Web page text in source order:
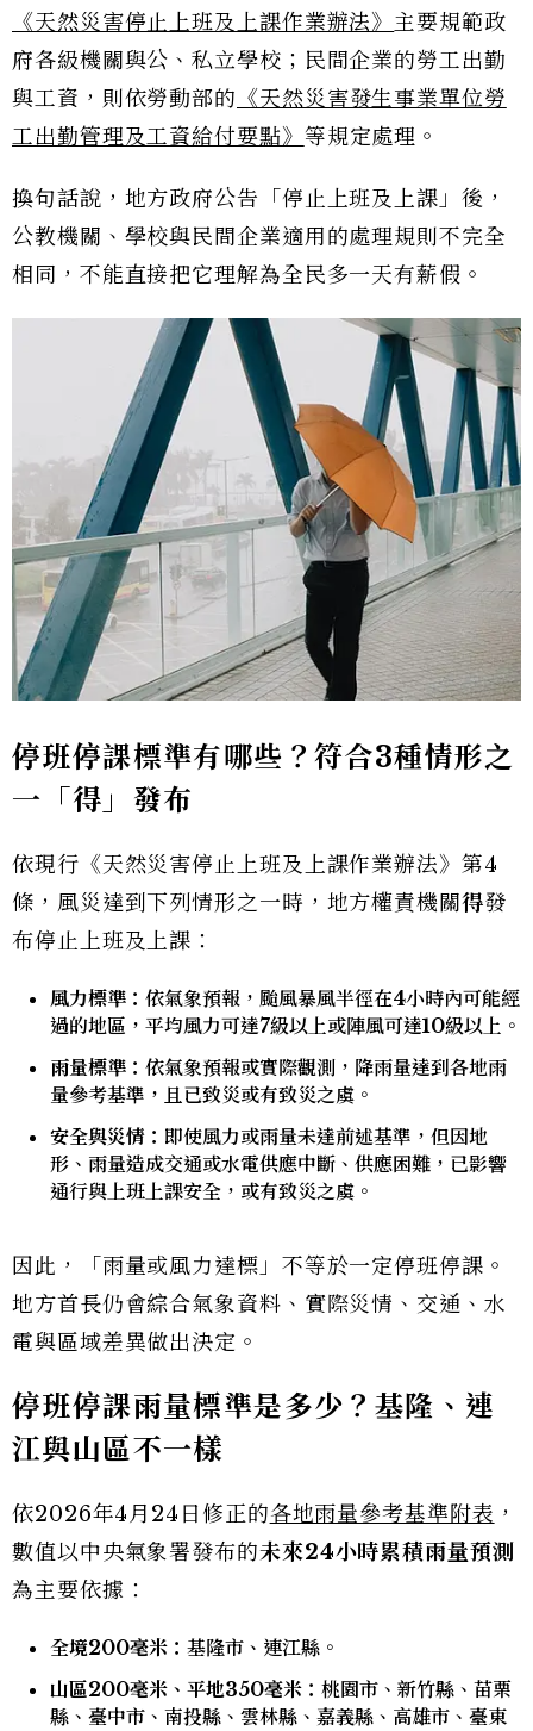
《天然災害停止上班及上課作業辦法》 主要規範政
府各級機關與公、私立學校；民間企業的勞工出勤
與工資，則依勞動部的 《天然災害發生事業單位勞
工出勤管理及工資給付要點》 等規定處理。
換句話說，地方政府公告「停止上班及上課」後，
公教機關、學校與民間企業適用的處理規則不完全
相同，不能直接把它理解為全民多一天有薪假。
停班停課標準有哪些？符合3種情形之
一「得」發布
依現行《天然災害停止上班及上課作業辦法》第4
條，風災達到下列情形之一時，地方權責機關得發
布停止上班及上課：
風力標準： 依氣象預報，颱風暴風半徑在4小時內可能經
過的地區，平均風力可達7級以上或陣風可達10級以上。
雨量標準： 依氣象預報或實際觀測，降雨量達到各地雨
量參考基準，且已致災或有致災之虞。
安全與災情： 即使風力或雨量未達前述基準，但因地
形、雨量造成交通或水電供應中斷、供應困難，已影響
通行與上班上課安全，或有致災之虞。
因此，「雨量或風力達標」不等於一定停班停課。
地方首長仍會綜合氣象資料、實際災情、交通、水
電與區域差異做出決定。
停班停課雨量標準是多少？基隆、連
江與山區不一樣
依2026年4月24日修正的各地雨量參考基準附表 ，
數值以中央氣象署發布的未來24小時累積雨量預測
為主要依據：
全境200毫米： 基隆市、連江縣。
山區200毫米、平地350毫米： 桃園市、新竹縣、苗栗
縣、臺中市、南投縣、雲林縣、嘉義縣、高雄市、臺東